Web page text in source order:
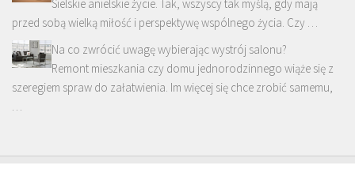
Sielskie anielskie życie. Tak, wszyscy tak myślą, gdy mają
przed sobą wielką miłość i perspektywę wspólnego życia. Czy …
Na co zwrócić uwagę wybierając wystrój salonu?
Remont mieszkania czy domu jednorodzinnego wiąże się z
szeregiem spraw do załatwienia. Im więcej się chce zrobić samemu,
…